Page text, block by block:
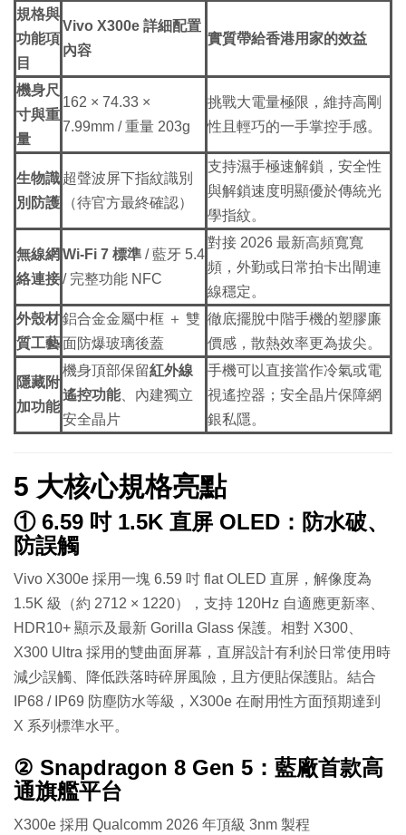
規格與
功能項
目
Vivo X300e 詳細配置
內容
實質帶給香港用家的效益
機身尺
寸與重
量
162 × 74.33 ×
7.99mm / 重量 203g
挑戰大電量極限，維持高剛
性且輕巧的一手掌控手感。
生物識
別防護
超聲波屏下指紋識別
（待官方最終確認）
支持濕手極速解鎖，安全性
與解鎖速度明顯優於傳統光
學指紋。
無線網
絡連接
Wi-Fi 7 標準 / 藍牙 5.4
/ 完整功能 NFC
對接 2026 最新高頻寬寬
頻，外勤或日常拍卡出閘連
線穩定。
外殼材
質工藝
鋁合金金屬中框 ＋ 雙
面防爆玻璃後蓋
徹底擺脫中階手機的塑膠廉
價感，散熱效率更為拔尖。
隱藏附
加功能
機身頂部保留紅外線
遙控功能、內建獨立
安全晶片
手機可以直接當作冷氣或電
視遙控器；安全晶片保障網
銀私隱。
5 大核心規格亮點
① 6.59 吋 1.5K 直屏 OLED：防水破、
防誤觸
Vivo X300e 採用一塊 6.59 吋 flat OLED 直屏，解像度為
1.5K 級（約 2712 × 1220），支持 120Hz 自適應更新率、
HDR10+ 顯示及最新 Gorilla Glass 保護。相對 X300、
X300 Ultra 採用的雙曲面屏幕，直屏設計有利於日常使用時
減少誤觸、降低跌落時碎屏風險，且方便貼保護貼。結合
IP68 / IP69 防塵防水等級，X300e 在耐用性方面預期達到
X 系列標準水平。
② Snapdragon 8 Gen 5：藍廠首款高
通旗艦平台
X300e 採用 Qualcomm 2026 年頂級 3nm 製程